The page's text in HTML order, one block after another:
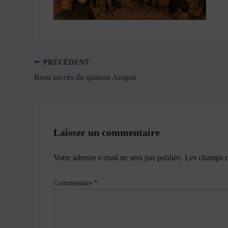
PRÉCÉDENT
Beau succès du quatuor Aragon
Laisser un commentaire
Votre adresse e-mail ne sera pas publiée. Les champs
Commentaire *